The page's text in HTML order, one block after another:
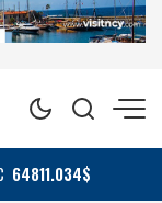
64811.034$